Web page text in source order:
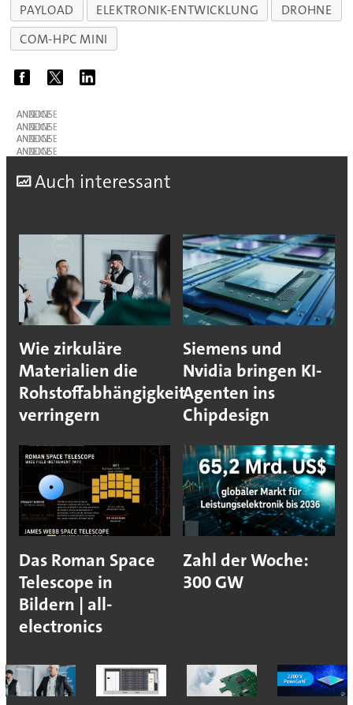
PAYLOAD
ELEKTRONIK-ENTWICKLUNG
DROHNE
COM-HPC MINI
ANZEIGE
ANZEIGE
ANZEIGE
ANZEIGE
Auch interessant
Wie zirkuläre
Materialien die
Rohstoffabhängigkeit
verringern
Siemens und
Nvidia bringen KI-
Agenten ins
Chipdesign
Das Roman Space
Telescope in
Bildern | all-
electronics
Zahl der Woche:
300 GW